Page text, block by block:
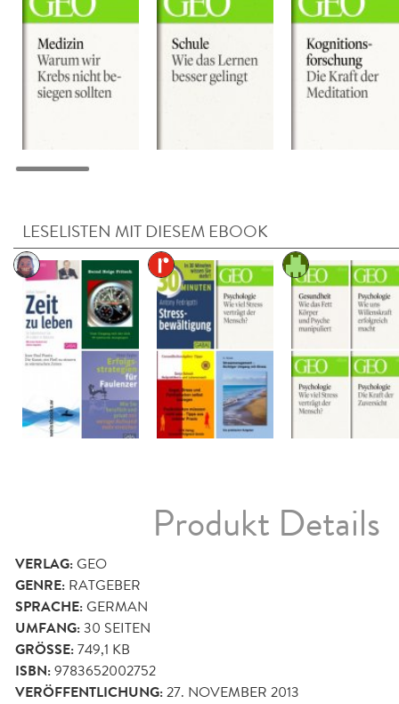
LESELISTEN MIT DIESEM EBOOK
Produkt Details
VERLAG:GEO
GENRE: RATGEBER
SPRACHE:GERMAN
UMFANG:30 SEITEN
GRÖSSE: 749,1 KB
ISBN:9783652002752
VERÖFFENTLICHUNG:27. NOVEMBER 2013